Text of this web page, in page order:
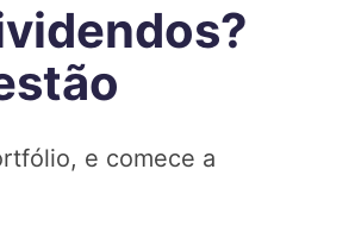
e comece a